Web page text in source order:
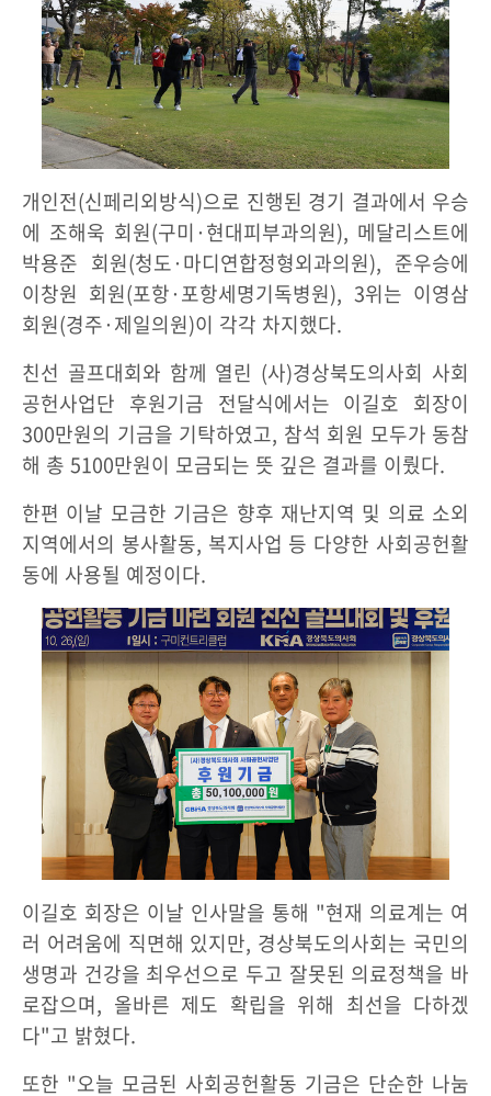
개인전(신페리외방식)으로 진행된 경기 결과에서 우승
에 조해욱 회원(구미·현대피부과의원), 메달리스트에
박용준 회원(청도·마디연합정형외과의원), 준우승에
이창원 회원(포항·포항세명기독병원), 3위는 이영삼
회원(경주·제일의원)이 각각 차지했다.
친선 골프대회와 함께 열린 (사)경상북도의사회 사회
공헌사업단 후원기금 전달식에서는 이길호 회장이
300만원의 기금을 기탁하였고, 참석 회원 모두가 동참
해 총 5100만원이 모금되는 뜻 깊은 결과를 이뤘다.
한편 이날 모금한 기금은 향후 재난지역 및 의료 소외
지역에서의 봉사활동, 복지사업 등 다양한 사회공헌활
동에 사용될 예정이다.
이길호 회장은 이날 인사말을 통해 "현재 의료계는 여
러 어려움에 직면해 있지만, 경상북도의사회는 국민의
생명과 건강을 최우선으로 두고 잘못된 의료정책을 바
로잡으며, 올바른 제도 확립을 위해 최선을 다하겠
다"고 밝혔다.
또한 "오늘 모금된 사회공헌활동 기금은 단순한 나눔